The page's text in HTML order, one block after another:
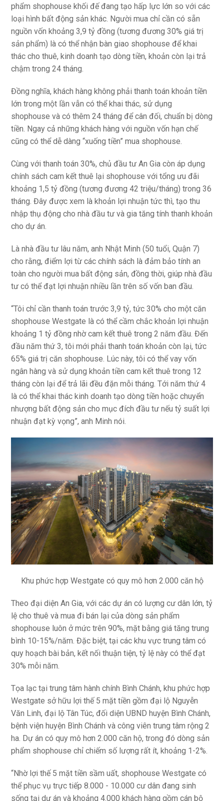
phẩm shophouse khối đế đang tạo hấp lực lớn so với các
loại hình bất động sản khác. Người mua chỉ cần có sẵn
nguồn vốn khoảng 3,9 tỷ đồng (tương đương 30% giá trị
sản phẩm) là có thể nhận bàn giao shophouse để khai
thác cho thuê, kinh doanh tạo dòng tiền, khoản còn lại trả
chậm trong 24 tháng.
Đồng nghĩa, khách hàng không phải thanh toán khoản tiền
lớn trong một lần vẫn có thể khai thác, sử dụng
shophouse và có thêm 24 tháng để cân đối, chuẩn bị dòng
tiền. Ngay cả những khách hàng với nguồn vốn hạn chế
cũng có thể dễ dàng “xuống tiền” mua shophouse.
Cùng với thanh toán 30%, chủ đầu tư An Gia còn áp dụng
chính sách cam kết thuê lại shophouse với tổng ưu đãi
khoảng 1,5 tỷ đồng (tương đương 42 triệu/tháng) trong 36
tháng. Đây được xem là khoản lợi nhuận tức thì, tạo thu
nhập thụ động cho nhà đầu tư và gia tăng tính thanh khoản
cho dự án.
Là nhà đầu tư lâu năm, anh Nhật Minh (50 tuổi, Quận 7)
cho rằng, điểm lợi từ các chính sách là đảm bảo tính an
toàn cho người mua bất động sản, đồng thời, giúp nhà đầu
tư có thể đạt lợi nhuận nhiều lần trên số vốn ban đầu.
“Tôi chỉ cần thanh toán trước 3,9 tỷ, tức 30% cho một căn
shophouse Westgate là có thể cầm chắc khoản lợi nhuận
khoảng 1 tỷ đồng nhờ cam kết thuê trong 2 năm đầu. Đến
đầu năm thứ 3, tôi mới phải thanh toán khoản còn lại, tức
65% giá trị căn shophouse. Lúc này, tôi có thể vay vốn
ngân hàng và sử dụng khoản tiền cam kết thuê trong 12
tháng còn lại để trả lãi đều đặn mỗi tháng. Tới năm thứ 4
là có thể khai thác kinh doanh tạo dòng tiền hoặc chuyển
nhượng bất động sản cho mục đích đầu tư nếu tỷ suất lợi
nhuận đạt kỳ vọng”, anh Minh nói.
Khu phức hợp Westgate có quy mô hơn 2.000 căn hộ
Theo đại diện An Gia, với các dự án có lượng cư dân lớn, tỷ
lệ cho thuê và mua đi bán lại của dòng sản phẩm
shophouse luôn ở mức trên 90%, mặt bằng giá tăng trung
bình 10-15%/năm. Đặc biệt, tại các khu vực trung tâm có
quy hoạch bài bản, kết nối thuận tiện, tỷ lệ này có thể đạt
30% mỗi năm.
Tọa lạc tại trung tâm hành chính Bình Chánh, khu phức hợp
Westgate sở hữu lợi thế 5 mặt tiền gồm đại lộ Nguyễn
Văn Linh, đại lộ Tân Túc, đối diện UBND huyện Bình Chánh,
bệnh viện huyện Bình Chánh và công viên trung tâm rộng 2
ha. Dự án có quy mô hơn 2.000 căn hộ, trong đó dòng sản
phẩm shophouse chỉ chiếm số lượng rất ít, khoảng 1-2%.
“Nhờ lợi thế 5 mặt tiền sầm uất, shophouse Westgate có
thể phục vụ trực tiếp 8.000 - 10.000 cư dân đang sinh
sống tại dự án và khoảng 4.000 khách hàng gồm cán bộ